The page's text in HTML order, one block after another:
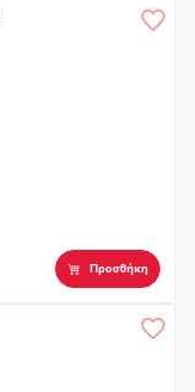
Προσθήκη